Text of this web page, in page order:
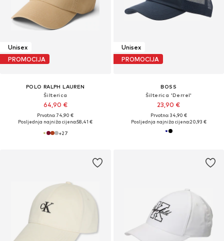
Unisex
PROMOCIJA
POLO RALPH LAUREN
Šilterica
64,90 €
Prvotno: 74,90 €
Posljednja najniža cijena:58,41 €
+27
Unisex
PROMOCIJA
BOSS
Šilterica 'Derrel'
23,90 €
Prvotno: 34,90 €
Posljednja najniža cijena:20,93 €